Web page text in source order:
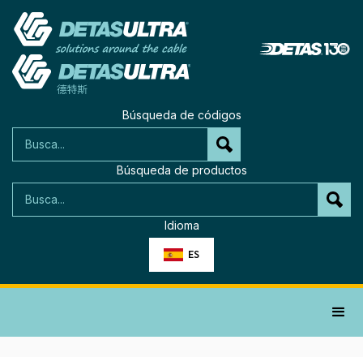
Búsqueda de códigos
Búsqueda de productos
Idioma
ES